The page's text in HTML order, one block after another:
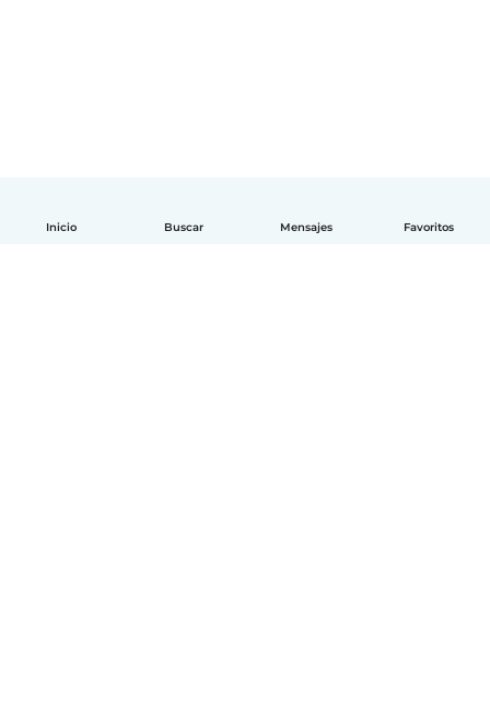
Inicio Buscar Mensajes Favoritos